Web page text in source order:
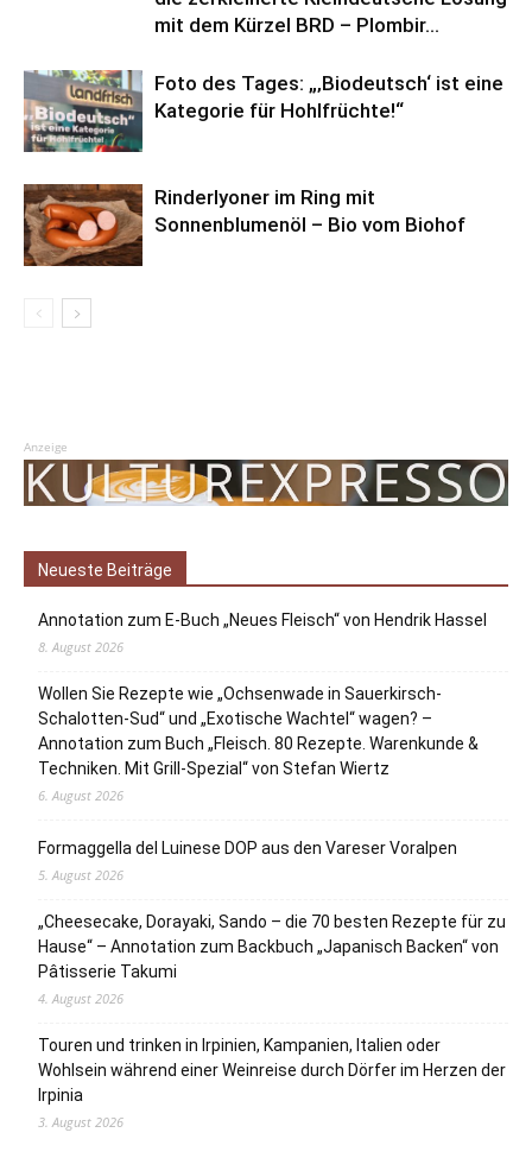
mit dem Kürzel BRD – Plombir...
Foto des Tages: „‚Biodeutsch‘ ist eine
Kategorie für Hohlfrüchte!“
Rinderlyoner im Ring mit
Sonnenblumenöl – Bio vom Biohof
Anzeige
Neueste Beiträge
Annotation zum E-Buch „Neues Fleisch“ von Hendrik Hassel
8. August 2026
Wollen Sie Rezepte wie „Ochsenwade in Sauerkirsch-
Schalotten-Sud“ und „Exotische Wachtel“ wagen? –
Annotation zum Buch „Fleisch. 80 Rezepte. Warenkunde &
Techniken. Mit Grill-Spezial“ von Stefan Wiertz
6. August 2026
Formaggella del Luinese DOP aus den Vareser Voralpen
5. August 2026
„Cheesecake, Dorayaki, Sando – die 70 besten Rezepte für zu
Hause“ – Annotation zum Backbuch „Japanisch Backen“ von
Pâtisserie Takumi
4. August 2026
Touren und trinken in Irpinien, Kampanien, Italien oder
Wohlsein während einer Weinreise durch Dörfer im Herzen der
Irpinia
3. August 2026